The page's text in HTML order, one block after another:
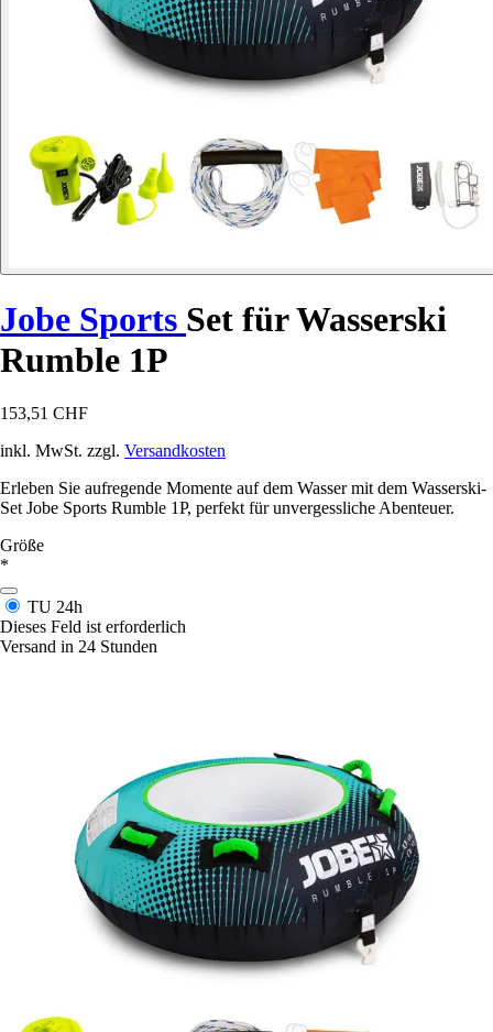
Jobe Sports Set für Wasserski
Rumble 1P
153,51 CHF
inkl. MwSt. zzgl. Versandkosten
Erleben Sie aufregende Momente auf dem Wasser mit dem Wasserski-
Set Jobe Sports Rumble 1P, perfekt für unvergessliche Abenteuer.
Größe
*
TU 24h
Dieses Feld ist erforderlich
Versand in 24 Stunden